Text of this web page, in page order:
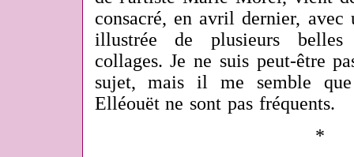
consacré, en avril dernier,
illustrée de plusieurs belles
collages. Je ne suis peut-être
sujet, mais il me semble
Elléouët ne sont pas fréquents.
*